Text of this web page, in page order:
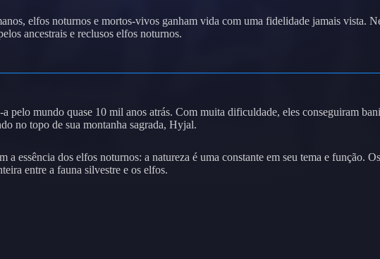
elfos noturnos e mortos-vivos ganham vida com uma fidelidade jamais vista.
ancestrais e reclusos elfos noturnos.
pelo mundo quase 10 mil anos atrás. Com muita dificuldade, eles conseguiram
no topo de sua montanha sagrada, Hyjal.
a essência dos elfos noturnos: a natureza é uma constante em seu tema e função.
entre a fauna silvestre e os elfos.